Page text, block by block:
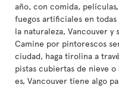
año, con comida,
fuegos artificiales en todas
la naturaleza, Vancouver
Camine por pintorescos
ciudad, haga tirolina a
pistas cubiertas de nieve
es, Vancouver tiene algo